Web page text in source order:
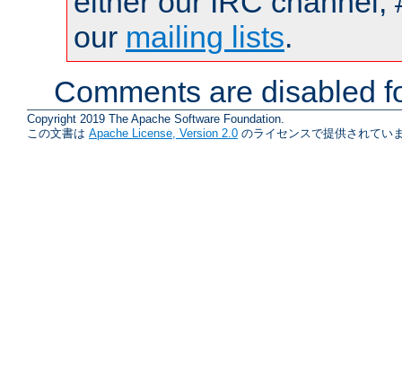
our mailing lists.
Comments are disabled
Copyright 2019 The Apache Software Foundation.
この文書は Apache License, Version 2.0 のライセンスで提供されてい